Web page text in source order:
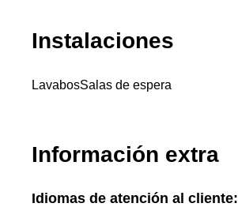
Instalaciones
LavabosSalas de espera
Información extra
Idiomas de atención al cliente: